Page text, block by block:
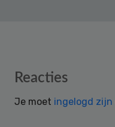
Reader
Reacties
Je moet ingelogd zijn